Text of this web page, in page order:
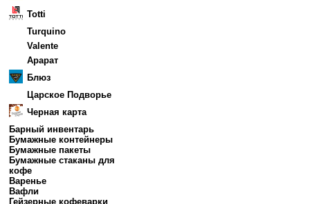
Totti
Turquino
Valente
Арарат
Блюз
Царское Подворье
Черная карта
Барный инвентарь
Бумажные контейнеры
Бумажные пакеты
Бумажные стаканы для
кофе
Варенье
Вафли
Гейзерные кофеварки